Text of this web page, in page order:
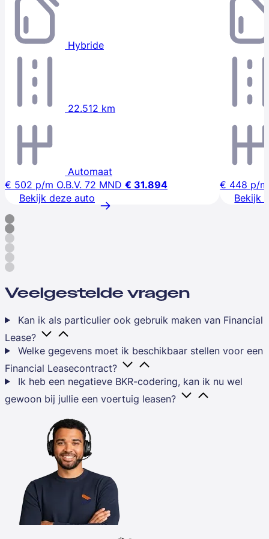
Hybride
22.512 km
Automaat
€ 502 p/m O.B.V. 72 MND € 31.894
Bekijk deze auto
€ 448 p/m
Bekijk
Veelgestelde vragen
Kan ik als particulier ook gebruik maken van Financial
Lease?
Welke gegevens moet ik beschikbaar stellen voor een
Financial Leasecontract?
Ik heb een negatieve BKR-codering, kan ik nu wel
gewoon bij jullie een voertuig leasen?